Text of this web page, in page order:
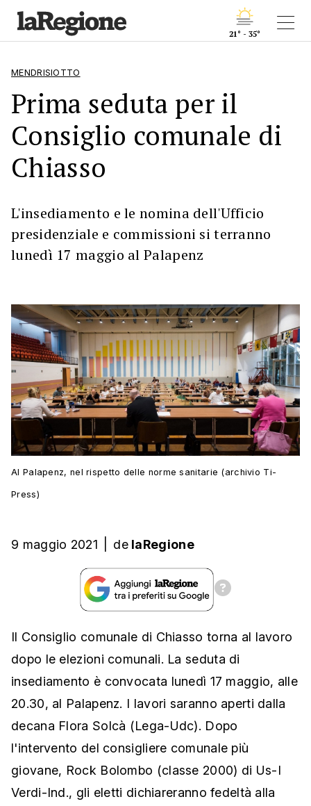
21° - 35°
MENDRISIOTTO
Prima seduta per il
Consiglio comunale di
Chiasso
L'insediamento e le nomina dell'Ufficio
presidenziale e commissioni si terranno
lunedì 17 maggio al Palapenz
Al Palapenz, nel rispetto delle norme sanitarie (archivio Ti-
Press)
9 maggio 2021 de laRegione
Il Consiglio comunale di Chiasso torna al lavoro
dopo le elezioni comunali. La seduta di
insediamento è convocata lunedì 17 maggio, alle
20.30, al Palapenz. I lavori saranno aperti dalla
decana Flora Solcà (Lega-Udc). Dopo
l'intervento del consigliere comunale più
giovane, Rock Bolombo (classe 2000) di Us-I
Verdi-Ind., gli eletti dichiareranno fedeltà alla